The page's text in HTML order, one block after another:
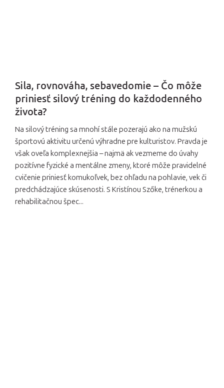
Sila, rovnováha, sebavedomie – Čo môže
priniesť silový tréning do každodenného
života?
Na silový tréning sa mnohí stále pozerajú ako na mužskú
športovú aktivitu určenú výhradne pre kulturistov. Pravda je
však oveľa komplexnejšia – najmä ak vezmeme do úvahy
pozitívne fyzické a mentálne zmeny, ktoré môže pravidelné
cvičenie priniesť komukoľvek, bez ohľadu na pohlavie, vek či
predchádzajúce skúsenosti. S Kristínou Szőke, trénerkou a
rehabilitačnou špec...